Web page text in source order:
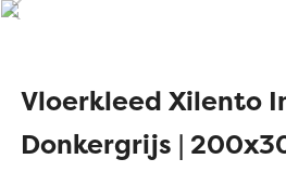
Vloerkleed Xilento
Donkergrijs |